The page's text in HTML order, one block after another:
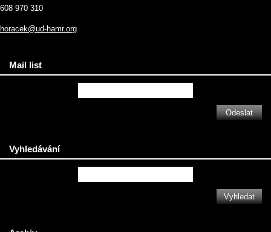
608 970 310
horacek@ud-hamr.org
Mail list
Vyhledávání